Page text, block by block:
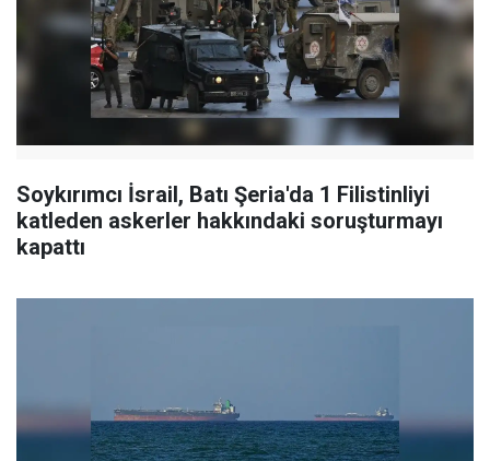
Soykırımcı İsrail, Batı Şeria'da 1 Filistinliyi
katleden askerler hakkındaki soruşturmayı
kapattı